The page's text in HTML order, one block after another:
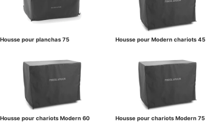
Housse pour planchas 75 Housse pour Modern chariots 45
Housse pour chariots Modern 60 Housse pour chariots Modern 75